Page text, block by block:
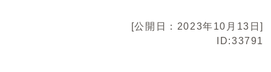
[公開日：2023年10月13日]
ID:33791